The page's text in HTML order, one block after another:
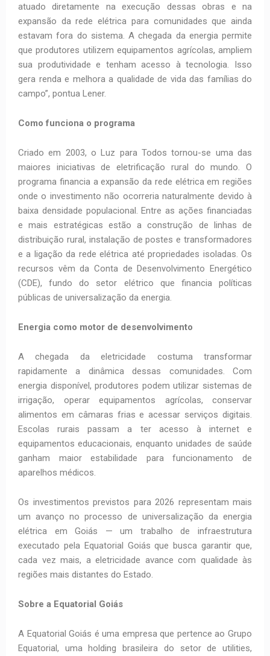
atuado diretamente na execução dessas obras e na
expansão da rede elétrica para comunidades que ainda
estavam fora do sistema. A chegada da energia permite
que produtores utilizem equipamentos agrícolas, ampliem
sua produtividade e tenham acesso à tecnologia. Isso
gera renda e melhora a qualidade de vida das famílias do
campo”, pontua Lener.
Como funciona o programa
Criado em 2003, o Luz para Todos tornou-se uma das
maiores iniciativas de eletrificação rural do mundo. O
programa financia a expansão da rede elétrica em regiões
onde o investimento não ocorreria naturalmente devido à
baixa densidade populacional. Entre as ações financiadas
e mais estratégicas estão a construção de linhas de
distribuição rural, instalação de postes e transformadores
e a ligação da rede elétrica até propriedades isoladas. Os
recursos vêm da Conta de Desenvolvimento Energético
(CDE), fundo do setor elétrico que financia políticas
públicas de universalização da energia.
Energia como motor de desenvolvimento
A chegada da eletricidade costuma transformar
rapidamente a dinâmica dessas comunidades. Com
energia disponível, produtores podem utilizar sistemas de
irrigação, operar equipamentos agrícolas, conservar
alimentos em câmaras frias e acessar serviços digitais.
Escolas rurais passam a ter acesso à internet e
equipamentos educacionais, enquanto unidades de saúde
ganham maior estabilidade para funcionamento de
aparelhos médicos.
Os investimentos previstos para 2026 representam mais
um avanço no processo de universalização da energia
elétrica em Goiás — um trabalho de infraestrutura
executado pela Equatorial Goiás que busca garantir que,
cada vez mais, a eletricidade avance com qualidade às
regiões mais distantes do Estado.
Sobre a Equatorial Goiás
A Equatorial Goiás é uma empresa que pertence ao Grupo
Equatorial, uma holding brasileira do setor de utilities,